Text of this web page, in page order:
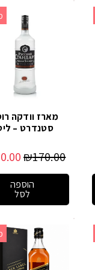
מארז וודקה
סטנדרט –
₪170.00
הוספה
לסל